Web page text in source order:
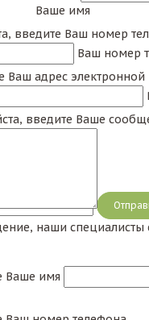
Ваше имя
введите Ваш номер
Ваш номер
Ваш адрес электронной
введите Ваше
наши специалисты
Ваше имя